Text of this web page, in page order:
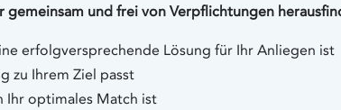
gemeinsam und frei von Verpflichtungen
erfolgversprechende Lösung für Ihr Anliegen ist
zu Ihrem Ziel passt
Ihr optimales Match ist